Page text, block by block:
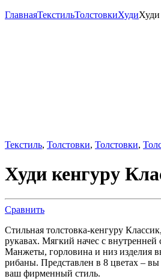
ГлавнаяТекстильТолстовкиХудиХуди
Текстиль, Толстовки, Толстовки,
Худи кенгуру
Сравнить
Стильная толстовка-кенгуру
рукавах. Мягкий начес с внутренней
Манжеты, горловина и низ изделия
рибаны. Представлен в 8 цветах –
ваш фирменный стиль.